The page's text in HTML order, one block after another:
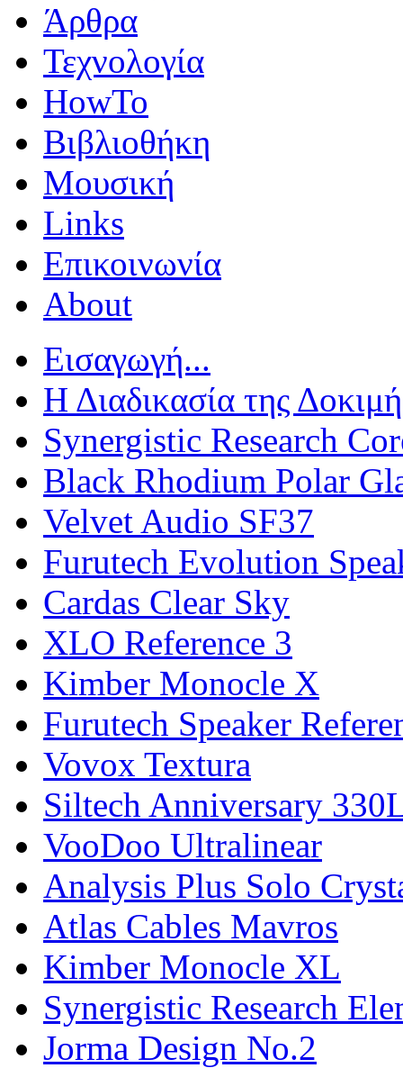
Άρθρα
Τεχνολογία
HowTo
Βιβλιοθήκη
Μουσική
Links
Επικοινωνία
About
Εισαγωγή...
Η Διαδικασία της
Synergistic Research
Black Rhodium Polar
Velvet Audio SF37
Furutech Evolution
Cardas Clear Sky
XLO Reference 3
Kimber Monocle X
Furutech Speaker
Vovox Textura
Siltech Anniversary
VooDoo Ultralinear
Analysis Plus Solo
Atlas Cables Mavros
Kimber Monocle XL
Synergistic Research
Jorma Design No.2